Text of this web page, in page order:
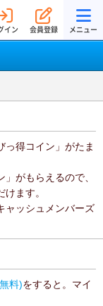
イン 会員登録 メニュー
っ得コイン」がたま
がもらえるので、
ます。
ャッシュメンバーズ
料)をすると。マイ